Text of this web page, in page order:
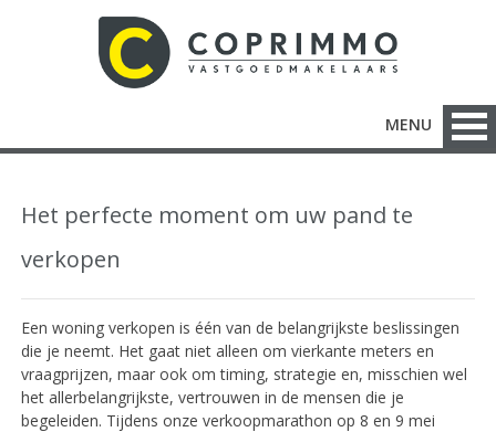
MENU
Het perfecte moment om uw pand te
verkopen
Een woning verkopen is één van de belangrijkste beslissingen
die je neemt. Het gaat niet alleen om vierkante meters en
vraagprijzen, maar ook om timing, strategie en, misschien wel
het allerbelangrijkste, vertrouwen in de mensen die je
begeleiden. Tijdens onze verkoopmarathon op 8 en 9 mei